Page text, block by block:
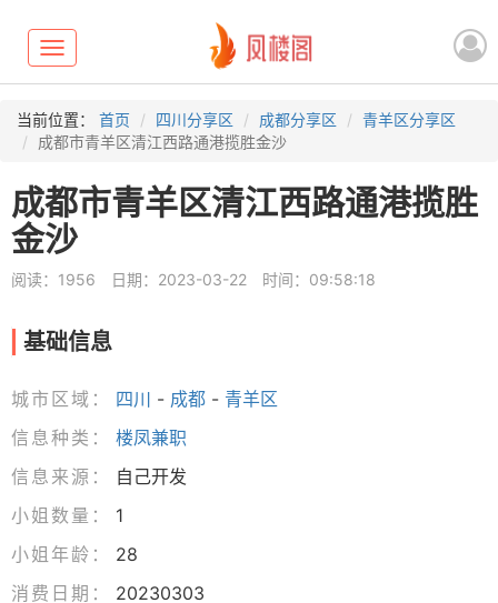
Toggle
navigation
当前位置： 首页 四川分享区 成都分享区
青羊区分享区
成都市青羊区清江西路通港揽胜金沙
成都市青羊区清江西路通港揽胜
金沙
阅读：1956 日期：2023-03-22 时间：09:58:18
基础信息
城市区域： 四川 - 成都 - 青羊区
信息种类：
楼凤兼职
信息来源：
自己开发
小姐数量：
1
小姐年龄：
28
消费日期：
20230303